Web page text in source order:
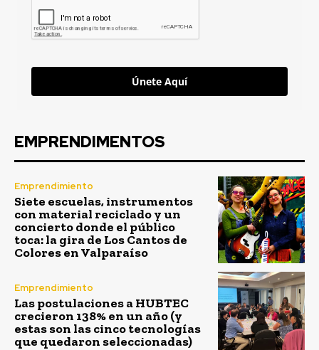
Únete Aquí
EMPRENDIMENTOS
Emprendimiento
Siete escuelas, instrumentos
con material reciclado y un
concierto donde el público
toca: la gira de Los Cantos de
Colores en Valparaíso
Emprendimiento
Las postulaciones a HUBTEC
crecieron 138% en un año (y
estas son las cinco tecnologías
que quedaron seleccionadas)